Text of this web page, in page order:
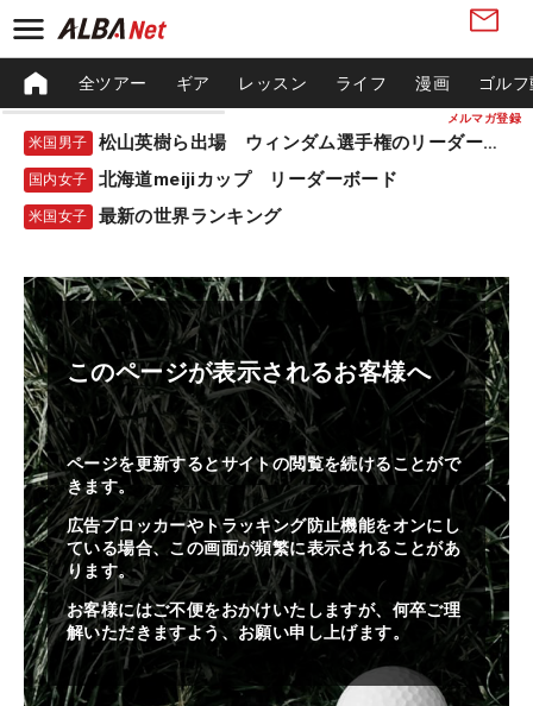
メルマガ登録
全ツアー ギア レッスン ライフ 漫画 ゴル
米国男子 松山英樹ら出場 ウィンダム選手権のリーダーボード
国内女子 北海道meijiカップ リーダーボード
米国女子 最新の世界ランキング
このページが表示されるお客様へ
ページを更新するとサイトの閲覧を続けることがで
きます。
広告ブロッカーやトラッキング防止機能をオンにし
ている場合、この画面が頻繁に表示されることがあ
ります。
お客様にはご不便をおかけいたしますが、何卒ご理
解いただきますよう、お願い申し上げます。